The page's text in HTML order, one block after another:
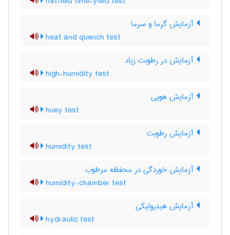
آزمایش گرما و سرما
heat and quench test
آزمایش در رطوبت زیاد
high-humidity test
آزمایش هویی
huey test
آزمایش رطوبت
humidity test
آزمایش خوردگی در محفظه مرطوب
humidity-chamber test
آزمایش هیدرولیکی
hydraulic test